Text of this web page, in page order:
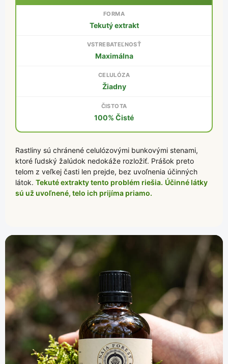
Tekutý extrakt
Maximálna
Žiadny
100% Čisté
Rastliny sú chránené celulózovými bunkovými stenami,
ktoré ľudský žalúdok nedokáže rozložiť. Prášok preto
telom z veľkej časti len prejde, bez uvoľnenia účinných
látok. Tekuté extrakty tento problém riešia. Účinné látky
sú už uvoľnené, telo ich prijíma priamo.